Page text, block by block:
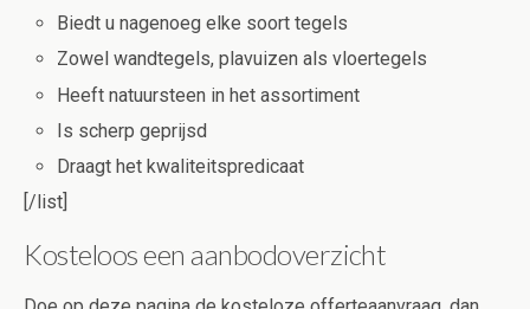
Biedt u nagenoeg elke soort tegels
Zowel wandtegels, plavuizen als vloertegels
Heeft natuursteen in het assortiment
Is scherp geprijsd
Draagt het kwaliteitspredicaat
[/list]
Kosteloos een aanbodoverzicht